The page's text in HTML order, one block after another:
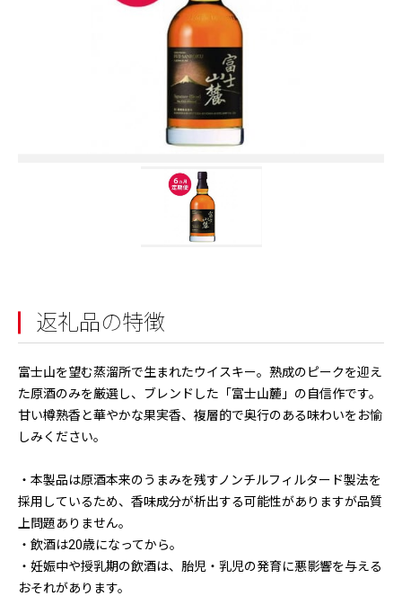
返礼品の特徴
富士山を望む蒸溜所で生まれたウイスキー。熟成のピークを迎え
た原酒のみを厳選し、ブレンドした「富士山麓」の自信作です。
甘い樽熟香と華やかな果実香、複層的で奥行のある味わいをお愉
しみください。
・本製品は原酒本来のうまみを残すノンチルフィルタード製法を
採用しているため、香味成分が析出する可能性がありますが品質
上問題ありません。
・飲酒は20歳になってから。
・妊娠中や授乳期の飲酒は、胎児・乳児の発育に悪影響を与える
おそれがあります。